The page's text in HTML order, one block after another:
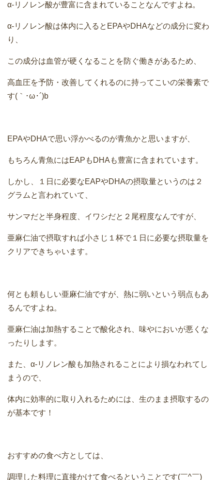
α‐リノレン酸が豊富に含まれていることなんですよね。
α‐リノレン酸は体内に入るとEPAやDHAなどの成分に変わ
り、
この成分は血管が硬くなることを防ぐ働きがあるため、
高血圧を予防・改善してくれるのに持ってこいの栄養素で
す(｀･ω･´)b
EPAやDHAで思い浮かべるのが青魚かと思いますが、
もちろん青魚にはEAPもDHAも豊富に含まれています。
しかし、１日に必要なEAPやDHAの摂取量というのは２
グラムと言われていて、
サンマだと半身程度、イワシだと２尾程度なんですが、
亜麻仁油で摂取すれば小さじ１杯で１日に必要な摂取量を
クリアできちゃいます。
何とも頼もしい亜麻仁油ですが、熱に弱いという弱点もあ
るんですよね。
亜麻仁油は加熱することで酸化され、味やにおいが悪くな
ったりします。
また、α‐リノレン酸も加熱されることにより損なわれてし
まうので、
体内に効率的に取り入れるためには、生のまま摂取するの
が基本です！
おすすめの食べ方としては、
調理した料理に直接かけて食べるということです(￣^￣)ゞ